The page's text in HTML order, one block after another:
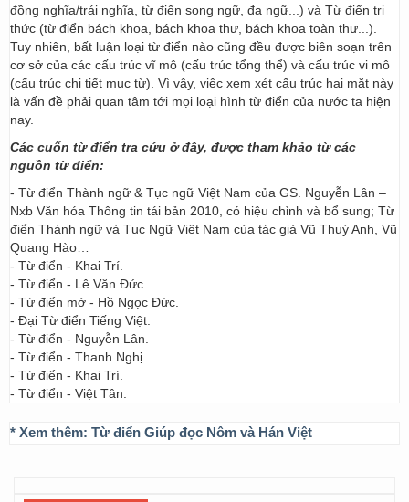
đồng nghĩa/trái nghĩa, từ điển song ngữ, đa ngữ...) và Từ điển tri
thức (từ điển bách khoa, bách khoa thư, bách khoa toàn thư...).
Tuy nhiên, bất luận loại từ điển nào cũng đều được biên soạn trên
cơ sở của các cấu trúc vĩ mô (cấu trúc tổng thể) và cấu trúc vi mô
(cấu trúc chi tiết mục từ). Vì vậy, việc xem xét cấu trúc hai mặt này
là vấn đề phải quan tâm tới mọi loại hình từ điển của nước ta hiện
nay.
Các cuốn từ điển tra cứu ở đây, được tham khảo từ các
nguồn từ điển:
- Từ điển Thành ngữ & Tục ngữ Việt Nam của GS. Nguyễn Lân –
Nxb Văn hóa Thông tin tái bản 2010, có hiệu chỉnh và bổ sung; Từ
điển Thành ngữ và Tục Ngữ Việt Nam của tác giả Vũ Thuý Anh, Vũ
Quang Hào…
- Từ điển - Khai Trí.
- Từ điển - Lê Văn Đức.
- Từ điển mở - Hồ Ngọc Đức.
- Đại Từ điển Tiếng Việt.
- Từ điển - Nguyễn Lân.
- Từ điển - Thanh Nghị.
- Từ điển - Khai Trí.
- Từ điển - Việt Tân.
* Xem thêm: Từ điển Giúp đọc Nôm và Hán Việt